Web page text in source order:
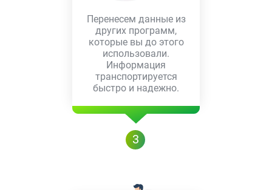
Перенесем данные из
других программ,
которые вы до этого
использовали.
Информация
транспортируется
быстро и надежно.
3